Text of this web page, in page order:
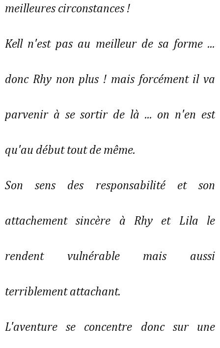
meilleures circonstances !
Kell n'est pas au meilleur de sa forme ...
donc Rhy non plus ! mais forcément il va
parvenir à se sortir de là ... on n'en est
qu'au début tout de même.
Son sens des responsabilité et son
attachement sincère à Rhy et Lila le
rendent vulnérable mais aussi
terriblement attachant.
L'aventure se concentre donc sur une